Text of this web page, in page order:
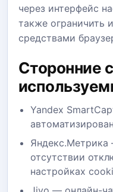
через интерфейс
также ограничить
средствами
Сторонние
Yandex
Яндекс.Метрика
отсутствии
настройках